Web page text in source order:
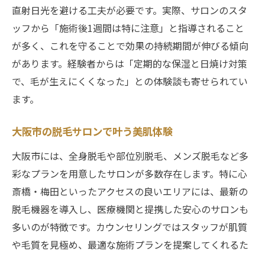
直射日光を避ける工夫が必要です。実際、サロンのスタ
ッフから「施術後1週間は特に注意」と指導されること
が多く、これを守ることで効果の持続期間が伸びる傾向
があります。経験者からは「定期的な保湿と日焼け対策
で、毛が生えにくくなった」との体験談も寄せられてい
ます。
大阪市の脱毛サロンで叶う美肌体験
大阪市には、全身脱毛や部位別脱毛、メンズ脱毛など多
彩なプランを用意したサロンが多数存在します。特に心
斎橋・梅田といったアクセスの良いエリアには、最新の
脱毛機器を導入し、医療機関と提携した安心のサロンも
多いのが特徴です。カウンセリングではスタッフが肌質
や毛質を見極め、最適な施術プランを提案してくれるた